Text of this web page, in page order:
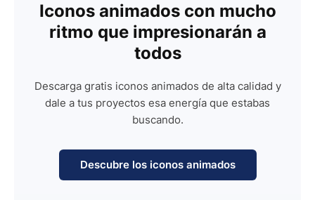
Iconos animados con mucho
ritmo que impresionarán a
todos
Descarga gratis iconos animados de alta calidad y
dale a tus proyectos esa energía que estabas
buscando.
Descubre los iconos animados